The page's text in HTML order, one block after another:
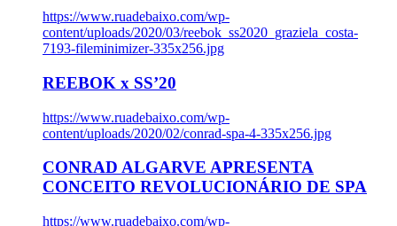
https://www.ruadebaixo.com/wp-
content/uploads/2020/03/reebok_ss2020_graziela_costa-
7193-fileminimizer-335x256.jpg
REEBOK x SS’20
https://www.ruadebaixo.com/wp-
content/uploads/2020/02/conrad-spa-4-335x256.jpg
CONRAD ALGARVE APRESENTA
CONCEITO REVOLUCIONÁRIO DE SPA
https://www.ruadebaixo.com/wp-